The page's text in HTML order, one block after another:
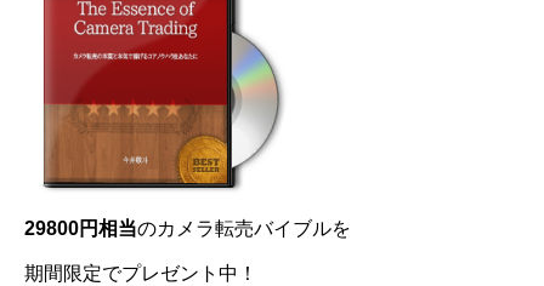
29800円相当のカメラ転売バイブルを
期間限定でプレゼント中！